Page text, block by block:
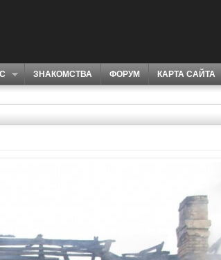
ЗНАКОМСТВА ФОРУМ КАРТА САЙТА